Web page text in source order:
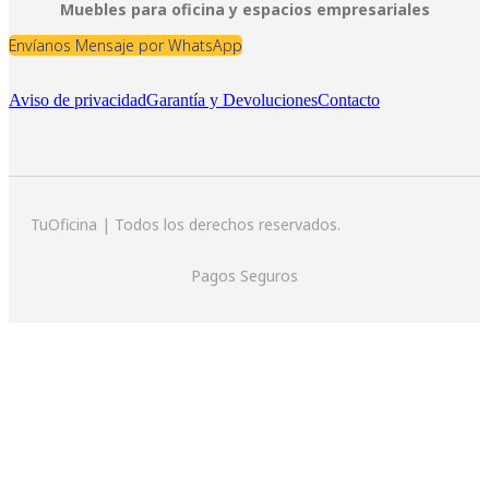
Muebles para oficina y espacios empresariales
Envíanos Mensaje por WhatsApp
Aviso de privacidadGarantía y DevolucionesContacto
TuOficina | Todos los derechos reservados.
Pagos Seguros